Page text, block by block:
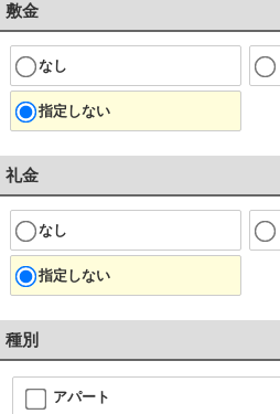
敷金
なし
指定しない
礼金
なし
指定しない
種別
アパート